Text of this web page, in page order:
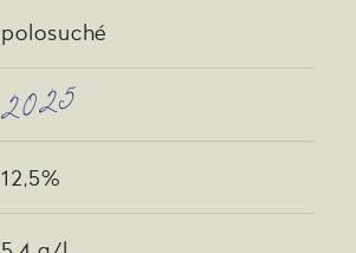
polosuché
2025
12,5%